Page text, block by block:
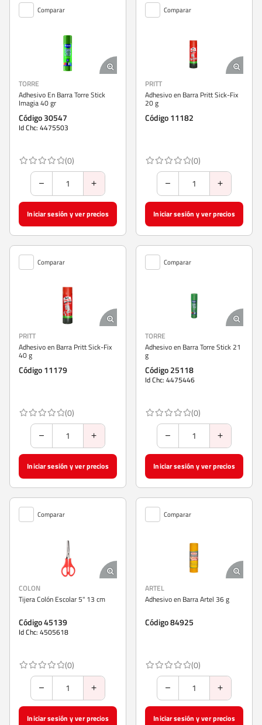
Comparar
TORRE
Adhesivo En Barra Torre Stick
Imagia 40 gr
Código 30547
Id Chc: 4475503
(0)
Iniciar sesión y ver precios
Comparar
PRITT
Adhesivo en Barra Pritt Sick-Fix
20 g
Código 11182
(0)
Iniciar sesión y ver precios
Comparar
PRITT
Adhesivo en Barra Pritt Sick-Fix
40 g
Código 11179
(0)
Iniciar sesión y ver precios
Comparar
TORRE
Adhesivo en Barra Torre Stick 21
g
Código 25118
Id Chc: 4475446
(0)
Iniciar sesión y ver precios
Comparar
COLON
Tijera Colón Escolar 5" 13 cm
Código 45139
Id Chc: 4505618
(0)
Iniciar sesión y ver precios
Comparar
ARTEL
Adhesivo en Barra Artel 36 g
Código 84925
(0)
Iniciar sesión y ver precios